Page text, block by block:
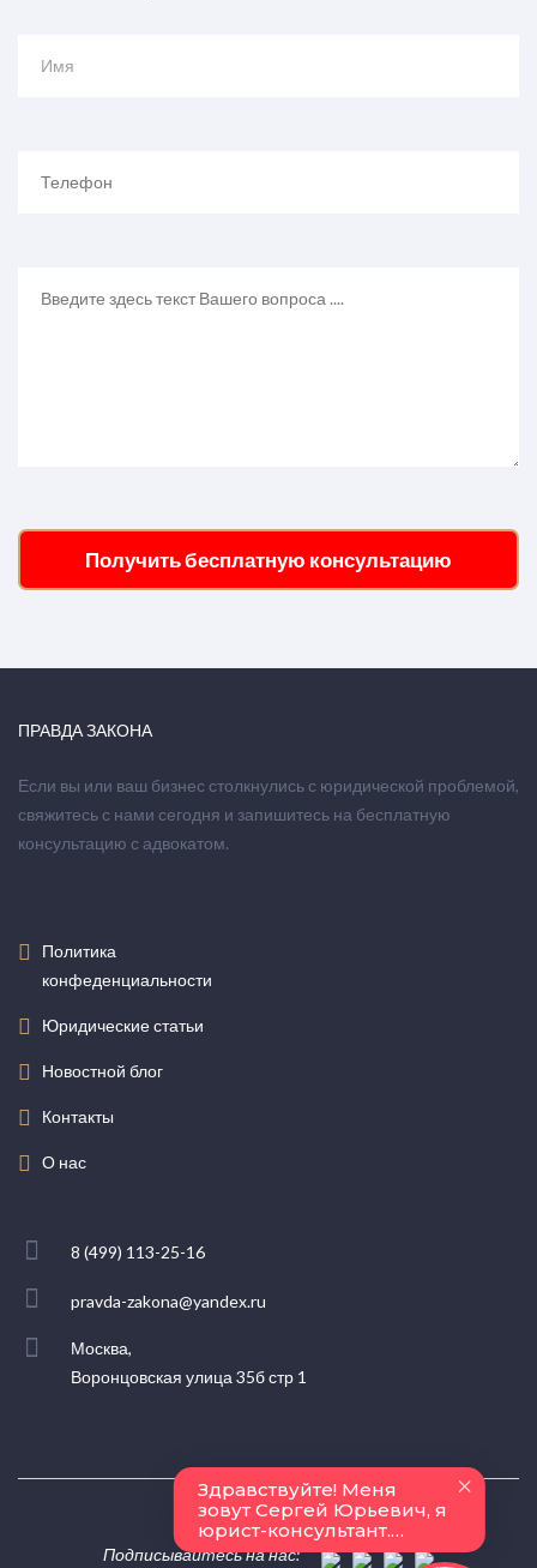
Имя
Получить бесплатную консультацию
ПРАВДА ЗАКОНА
Если вы или ваш бизнес столкнулись с юридической проблемой,
свяжитесь с нами сегодня и запишитесь на бесплатную
консультацию с адвокатом.
Политика
конфеденциальности
Юридические статьи
Новостной блог
Контакты
О нас
8 (499) 113-25-16
pravda-zakona@yandex.ru
Москва,
Воронцовская улица 35б стр 1
Подписывайтесь на нас: